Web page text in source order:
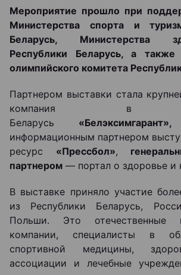
Мероприятие прошло при
Министерства спорта и
Беларусь, Министерства
Республики Беларусь, а также
олимпийского комитета
Партнером выставки стала
компания в
Беларусь «
информационным партнером
ресурс «Прессбол»,
партнером — портал о здоровье и
В выставке приняло участие
из Республики Беларусь,
Польши. Это отечественные
компании, специалисты в
спортивной медицины,
ассоциации и лечебные